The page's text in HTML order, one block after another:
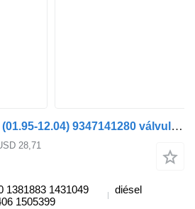
WABCO 4-series 124 (01.95-12.04) 9347141280 válvula neumática para Scania 4-series (1995-2006) cabeza tractora
28,71
1381883 1431049
1505399
diésel